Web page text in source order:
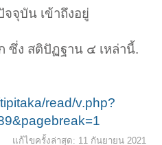
จุบัน เข้าถึงอยู่
ซึ่ง สติปัฏฐาน ๔ เหล่านี้.
read/v.php?
แก้ไขครั้งล่าสุด: 11 กันยายน 2021